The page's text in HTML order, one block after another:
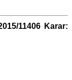
11406 Karar: